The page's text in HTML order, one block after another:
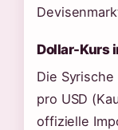
Dollar-Kurs
Die
pro USD
offizielle